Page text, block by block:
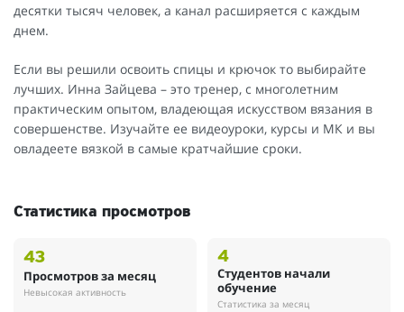
десятки тысяч человек, а канал расширяется с каждым
днем.
Если вы решили освоить спицы и крючок то выбирайте
лучших. Инна Зайцева – это тренер, с многолетним
практическим опытом, владеющая искусством вязания в
совершенстве. Изучайте ее видеоуроки, курсы и МК и вы
овладеете вязкой в самые кратчайшие сроки.
Статистика просмотров
43
Просмотров за месяц
Невысокая активность
4
Студентов начали
обучение
Статистика за месяц